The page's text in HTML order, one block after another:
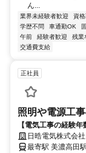
ん...
業界未経験者歓迎 資
学歴不問
車通勤OK
午前
経験者歓迎 残業
交通費支給
正社員
照明や電源工
【電気工事の経験
実働7時間/創業70年
日晧電気株式会社
最寄駅 美濃高田駅 交通アクセス 養老鉄道養老線「美濃高田駅」より